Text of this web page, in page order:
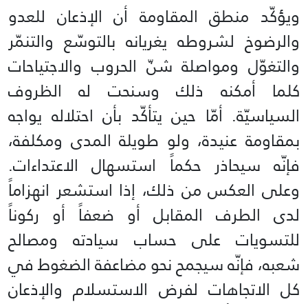
ويؤكّد منطق المقاومة أن الإذعان للعدو
والرضوخ لشروطه يغريانه بالتوسّع والتنمّر
والتغوّل ومواصلة شنّ الحروب والاجتياحات
كلما أمكنه ذلك وسنحت له الظروف
السياسيّة. أمّا حين يتأكّد بأن احتلاله يواجه
بمقاومة عنيدة، ولو طويلة المدى ومكلفة،
فإنّه سيحاذر حكماً استسهال الاعتداءات.
وعلى العكس من ذلك، إذا استشعر انهزاماً
لدى الطرف المقابل أو ضعفاً أو ركوناً
للتسويات على حساب سيادته ومصالح
شعبه، فإنّه سيجمح نحو مضاعفة الضغوط في
كل الاتجاهات لفرض الاستسلام والإذعان